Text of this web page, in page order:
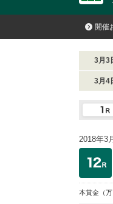
開催
3月3
3月4
2018年3
本賞金 （